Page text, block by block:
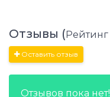
Отзывы ( Рейтинг
Оставить отзыв
Отзывов пока нет!